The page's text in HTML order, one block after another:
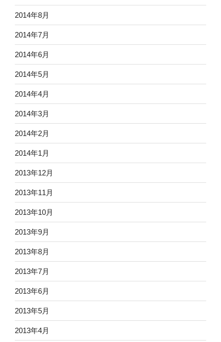
2014年8月
2014年7月
2014年6月
2014年5月
2014年4月
2014年3月
2014年2月
2014年1月
2013年12月
2013年11月
2013年10月
2013年9月
2013年8月
2013年7月
2013年6月
2013年5月
2013年4月